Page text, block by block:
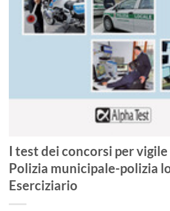
I test dei concorsi per
Polizia municipale-polizia
Eserciziario